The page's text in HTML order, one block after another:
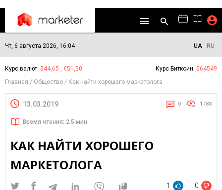
Чт, 6 августа 2026, 16:04 UA RU
Курс валют: $44,65 , €51,50 Курс Биткоин: $64549
Главная
Общество Как найти хорошего маркетолога
13.03.2019 0 1783
Время чтения: 2.5 мин.
КАК НАЙТИ ХОРОШЕГО
МАРКЕТОЛОГА
1 0